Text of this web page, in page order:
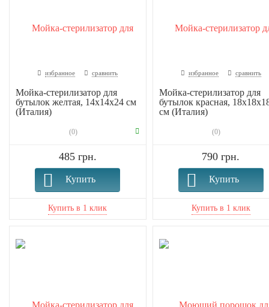
избранное сравнить
Мойка-стерилизатор для
бутылок желтая, 14х14х24 см
(Италия)
(0)
485 грн.
Купить
избранное сравнить
Мойка-стерилизатор для
бутылок красная,
см (Италия)
(0)
790 грн.
Купить